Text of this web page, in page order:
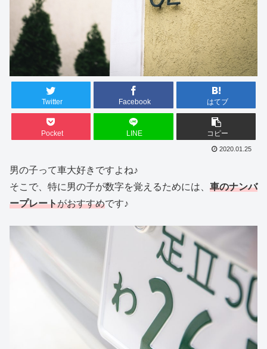
Twitter Facebook はてブ
Pocket LINE コピー
2020.01.25
男の子って車大好きですよね♪
そこで、特に男の子が数字を覚えるためには、 車のナンバ
ープレートがおすすめです♪